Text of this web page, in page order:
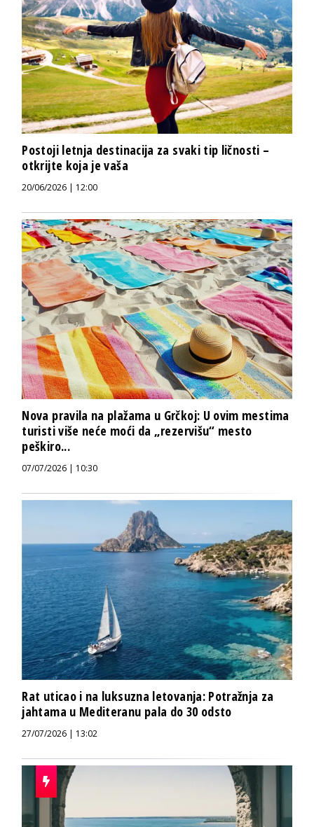
Postoji letnja destinacija za svaki tip ličnosti –
otkrijte koja je vaša
20/06/2026 | 12:00
Nova pravila na plažama u Grčkoj: U ovim mestima
turisti više neće moći da „rezervišu“ mesto
peškiro...
07/07/2026 | 10:30
Rat uticao i na luksuzna letovanja: Potražnja za
jahtama u Mediteranu pala do 30 odsto
27/07/2026 | 13:02